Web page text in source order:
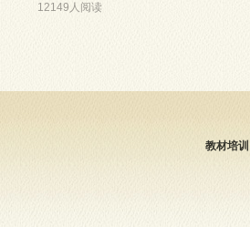
12149人阅读
教材培训